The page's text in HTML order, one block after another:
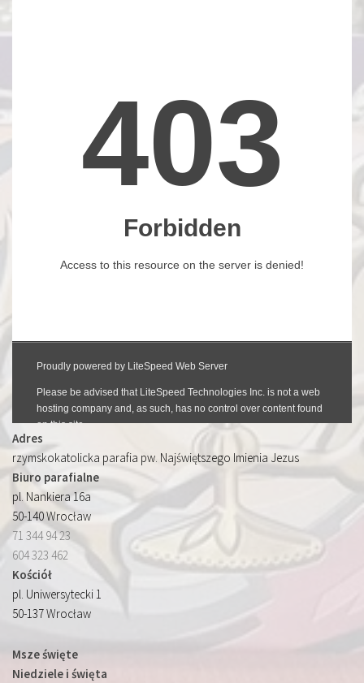
Adres
rzymskokatolicka parafia pw. Najświętszego Imienia Jezus
Biuro parafialne
pl. Nankiera 16a
50-140 Wrocław
71 344 94 23
604 323 462
Kościół
pl. Uniwersytecki 1
50-137 Wrocław
Msze święte
Niedziele i święta